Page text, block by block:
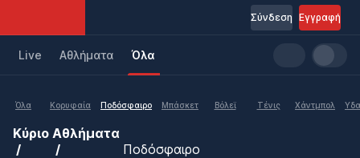
Εγγραφή
Σύνδεση
Live Aθλήματα Όλα
Όλα Κορυφαία Ποδόσφαιρο Μπάσκετ Βόλεϊ Τένις Χάντμπολ
Κύριο Αθλήματα
Ποδόσφαιρο